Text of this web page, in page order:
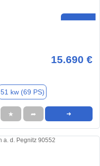
15.690 €
51 kw (69 PS)
★ ➦ ➜